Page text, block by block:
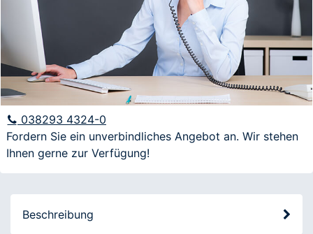
E-Mail
Anfrage
Veranstaltungen informiert werden
038293 4324-0
Fordern Sie ein unverbindliches Angebot an. Wir stehen
Ihnen gerne zur Verfügung!
Beschreibung